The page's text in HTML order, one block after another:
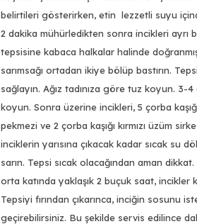
belirtileri gösterirken, etin lezzetli suyu
2 dakika mühürledikten sonra incikleri ayrı
tepsisine kabaca halkalar halinde
sarımsağı ortadan ikiye bölüp bastırın.
sağlayın. Ağız tadınıza göre tuz koyun.
koyun. Sonra üzerine incikleri, 5 çorba
pekmezi ve 2 çorba kaşığı kırmızı üzüm
inciklerin yarısına çıkacak kadar sıcak su
sarın. Tepsi sıcak olacağından aman dikkat.
orta katında yaklaşık 2 buçuk saat, incikler
Tepsiyi fırından çıkarınca, inciğin sosunu
geçirebilirsiniz. Bu şekilde servis edilince